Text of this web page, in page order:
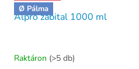
Ø Pálma
Alpro zabital 1000 ml
Raktáron (>5 db)